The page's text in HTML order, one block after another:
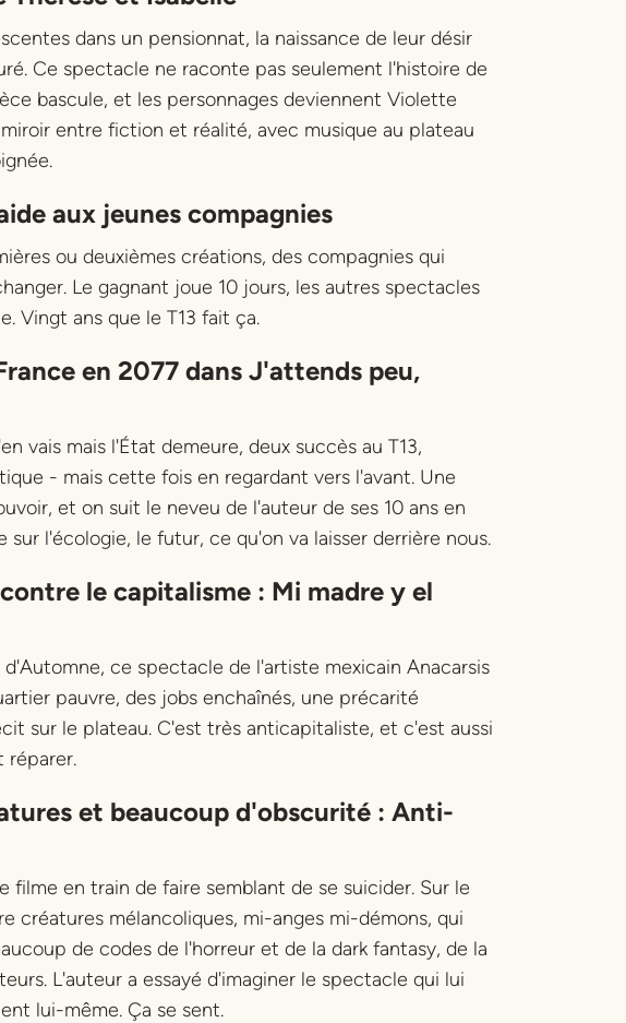
dans un pensionnat, la naissance de leur désir
Ce spectacle ne raconte pas seulement l'histoire de
bascule, et les personnages deviennent Violette
entre fiction et réalité, avec musique au plateau
aux jeunes compagnies
ou deuxièmes créations, des compagnies qui
Le gagnant joue 10 jours, les autres spectacles
Vingt ans que le T13 fait ça.
en 2077 dans J'attends peu,
vais mais l'État demeure, deux succès au T13,
- mais cette fois en regardant vers l'avant. Une
et on suit le neveu de l'auteur de ses 10 ans en
sur l'écologie, le futur, ce qu'on va laisser derrière nous.
le capitalisme : Mi madre y el
ce spectacle de l'artiste mexicain Anacarsis
pauvre, des jobs enchaînés, une précarité
sur le plateau. C'est très anticapitaliste, et c'est aussi
réparer.
et beaucoup d'obscurité : Anti-
filme en train de faire semblant de se suicider. Sur le
créatures mélancoliques, mi-anges mi-démons, qui
de codes de l'horreur et de la dark fantasy, de la
L'auteur a essayé d'imaginer le spectacle qui lui
lui-même. Ça se sent.